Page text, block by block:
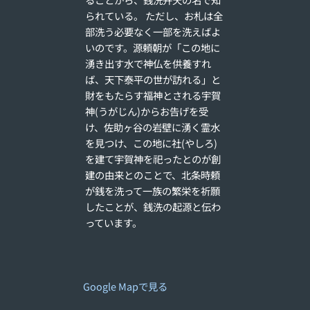
られている。 ただし、お札は全
部洗う必要なく一部を洗えばよ
いのです。源頼朝が「この地に
湧き出す水で神仏を供養すれ
ば、天下泰平の世が訪れる」と
財をもたらす福神とされる宇賀
神(うがじん)からお告げを受
け、佐助ヶ谷の岩壁に湧く霊水
を見つけ、この地に社(やしろ)
を建て宇賀神を祀ったとのが創
建の由来とのことで、北条時頼
が銭を洗って一族の繁栄を祈願
したことが、銭洗の起源と伝わ
っています。
Google Mapで見る